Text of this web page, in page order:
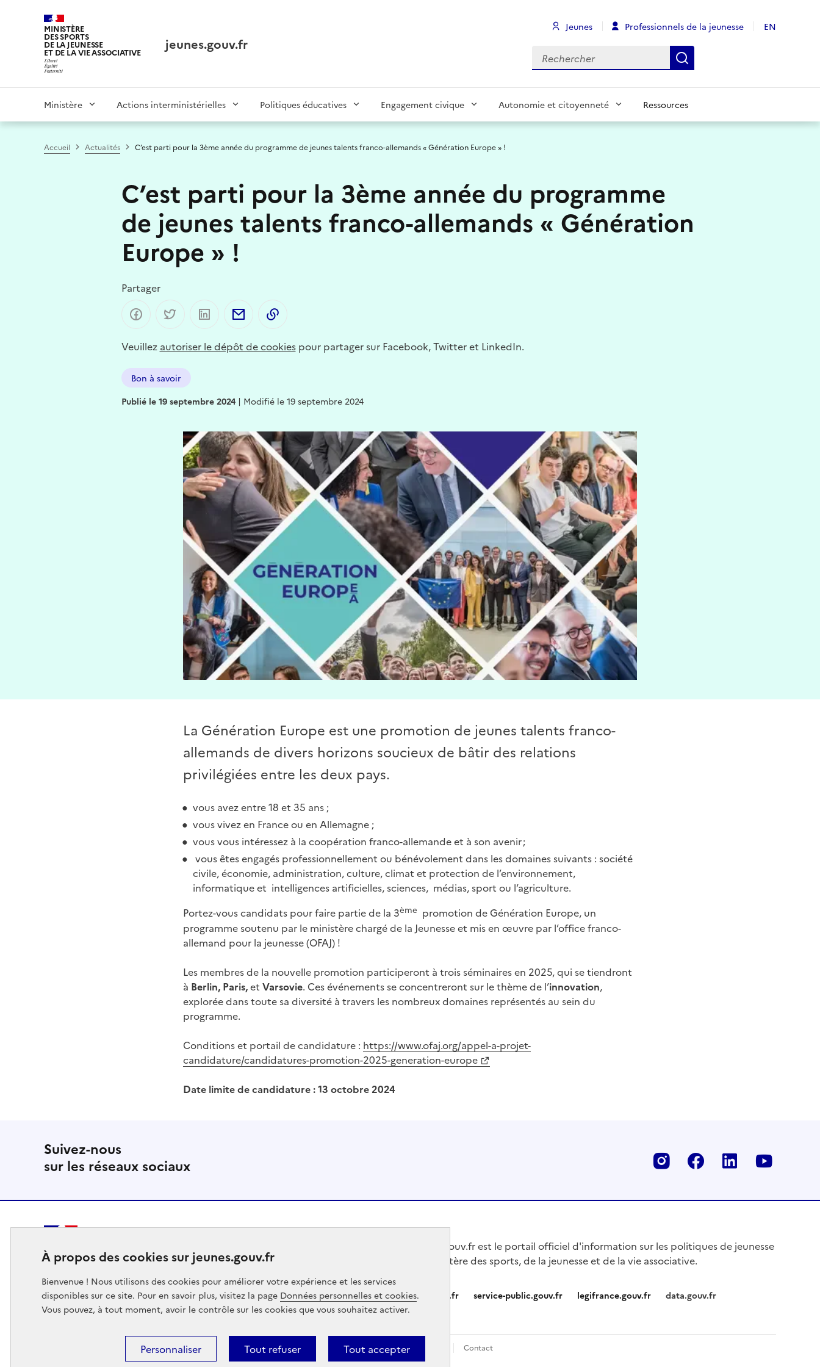
MINISTÈRE
DES SPORTS
DE LA JEUNESSE
ET DE LA VIE ASSOCIATIVE
jeunes.gouv.fr
Jeunes Professionnels de la jeunesse EN
Rechercher
navigation
Ministère Actions interministérielles Politiques éducatives Engagement civique Autonomie et citoyenneté Ressources
Accueil Actualités C’est parti pour la 3ème année du programme de jeunes talents franco-allemands « Génération Europe » !
C’est parti pour la 3ème année du programme
de jeunes talents franco-allemands « Génération
Europe » !
Partager
Partager sur Facebook
Partager sur Twitter
Partager sur LinkedIn
Partager par email
Veuillez autoriser le dépôt de cookiespour partager sur Facebook, Twitter et LinkedIn.
Bon à savoir
Publié le 19 septembre 2024| Modifié le 19 septembre 2024
La Génération Europe est une promotion de jeunes talents franco-
allemands de divers horizons soucieux de bâtir des relations
privilégiées entre les deux pays.
vous avez entre 18 et 35 ans ;
vous vivez en France ou en Allemagne ;
vous vous intéressez à la coopération franco-allemande et à son avenir ;
vous êtes engagés professionnellement ou bénévolement dans les domaines suivants : société
civile, économie, administration, culture, climat et protection de l’environnement,
informatique et intelligences artificielles, sciences, médias, sport ou l’agriculture.
Portez-vous candidats pour faire partie de la 3ème promotion de Génération Europe, un
programme soutenu par le ministère chargé de la Jeunesse et mis en œuvre par l’office franco-
allemand pour la jeunesse (OFAJ) !
Les membres de la nouvelle promotion participeront à trois séminaires en 2025, qui se tiendront
à Berlin, Paris,et Varsovie. Ces événements se concentreront sur le thème de l’innovation,
explorée dans toute sa diversité à travers les nombreux domaines représentés au sein du
programme.
Conditions et portail de candidature : https://www.ofaj.org/appel-a-projet-
candidature/candidatures-promotion-2025-generation-europe
Date limite de candidature : 13 octobre 2024
Suivez-nous
sur les réseaux sociaux
InstagramFacebookLinkedin
MINISTÈRE
DES SPORTS
DE LA JEUNESSE
ET DE LA VIE ASSOCIATIVE
Jeunes.gouv.fr est le portail officiel d'information sur les politiques de jeunesse
du Ministère des sports, de la jeunesse et de la vie associative.
info.gouv.fr service-public.gouv.fr legifrance.gouv.fr data.gouv.fr
Accessibilité : partiellement conforme Données personnelles Gestion des cookies Contact
À propos des cookies sur jeunes.gouv.fr
Bienvenue ! Nous utilisons des cookies pour améliorer votre expérience et les services
disponibles sur ce site. Pour en savoir plus, visitez la page Données personnelles et cookies.
Vous pouvez, à tout moment, avoir le contrôle sur les cookies que vous souhaitez activer.
Tout accepter
Tout refuser
Personnaliser